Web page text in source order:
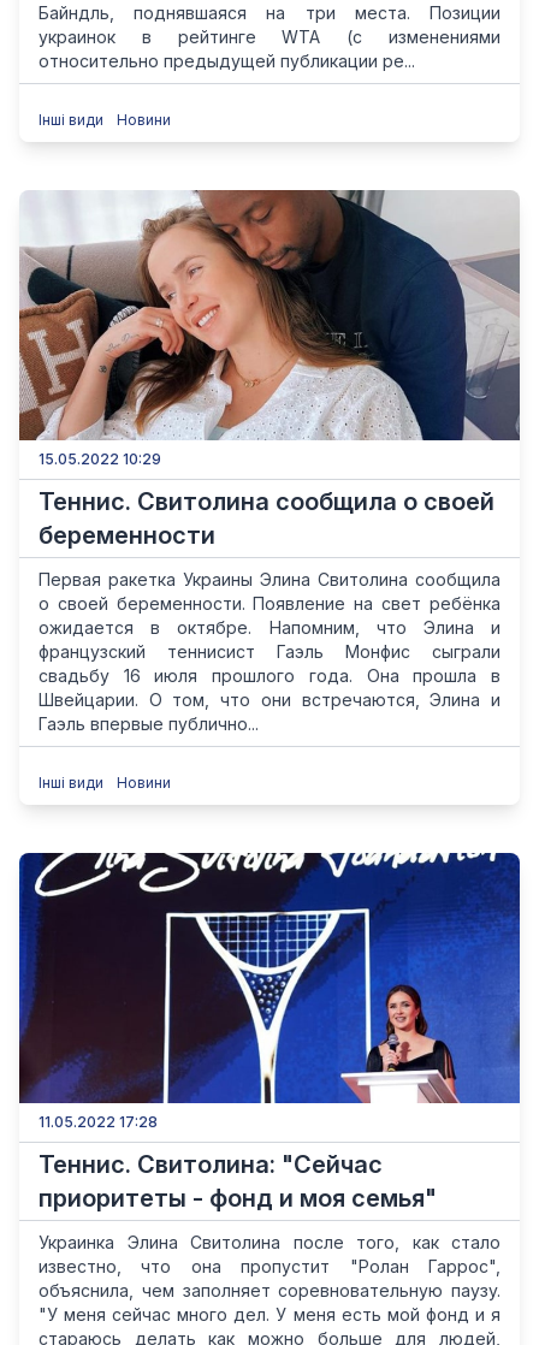
Байндль, поднявшаяся на три места. Позиции
украинок в рейтинге WTA (с изменениями
относительно предыдущей публикации ре...
Інші види Новини
15.05.2022 10:29
Теннис. Свитолина сообщила о своей
беременности
Первая ракетка Украины Элина Свитолина сообщила
о своей беременности. Появление на свет ребёнка
ожидается в октябре. Напомним, что Элина и
французский теннисист Гаэль Монфис сыграли
свадьбу 16 июля прошлого года. Она прошла в
Швейцарии. О том, что они встречаются, Элина и
Гаэль впервые публично...
Інші види Новини
11.05.2022 17:28
Теннис. Свитолина: "Сейчас
приоритеты - фонд и моя семья"
Украинка Элина Свитолина после того, как стало
известно, что она пропустит "Ролан Гаррос",
объяснила, чем заполняет соревновательную паузу.
"У меня сейчас много дел. У меня есть мой фонд и я
стараюсь делать как можно больше для людей,